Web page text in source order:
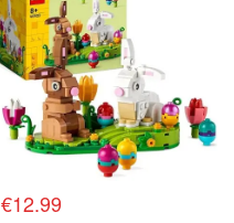
€12.99